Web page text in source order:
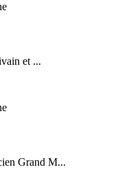
et ...
Grand M...